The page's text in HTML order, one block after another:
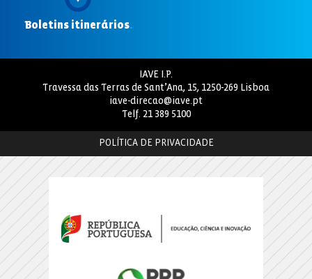
Boletins itinerários.
IAVE I.P.
Travessa das Terras de Sant’Ana, 15, 1250-269 Lisboa
iave-direcao@iave.pt
Telf. 21 389 5100
POLÍTICA DE PRIVACIDADE